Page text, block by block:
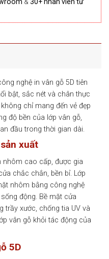
nghệ in vân gỗ 5D tiên
bật, sắc nét và chân thực
chỉ mang đến vẻ đẹp
độ bền của lớp vân gỗ,
đầu trong thời gian dài.
xuất
nhôm cao cấp, được gia
chắc chắn, bền bỉ. Lớp
nhôm bằng công nghệ
động. Bề mặt cửa
trầy xước, chống tia UV và
vân gỗ khỏi tác động của
5D